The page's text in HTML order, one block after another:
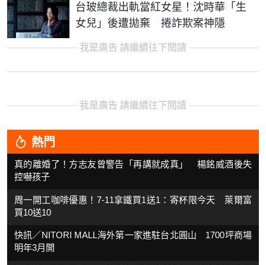
台玻總裁出軌當紅女星！沈時華「生
女兒」後遭拋棄 捲詐欺案神隱
我是廣告 請繼續往下閱讀
我是廣告 請繼續往下閱讀
熱門
真的離婚了！方志友曾警告「再講就成真」 楊銘威酒後失
控嚇孩子
周一開工咖啡優惠！7-11拿鐵買1送1：寄杯限今天 萊爾富
買10送10
快訊／NITORI MALL海外第一家進駐台北圓山 1700坪商場
明年3月開